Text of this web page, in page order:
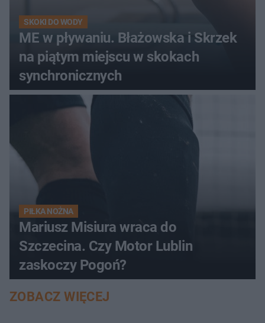
SKOKI DO WODY
ME w pływaniu. Błażowska i Skrzek
na piątym miejscu w skokach
synchronicznych
PIŁKA NOŻNA
Mariusz Misiura wraca do
Szczecina. Czy Motor Lublin
zaskoczy Pogoń?
ZOBACZ WIĘCEJ